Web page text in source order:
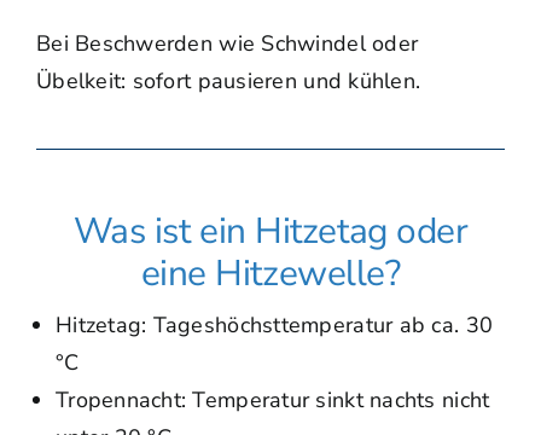
Bei Beschwerden wie Schwindel oder
Übelkeit: sofort pausieren und kühlen.
Was ist ein Hitzetag oder
eine Hitzewelle?
Hitzetag: Tageshöchsttemperatur ab ca. 30
°C
Tropennacht: Temperatur sinkt nachts nicht